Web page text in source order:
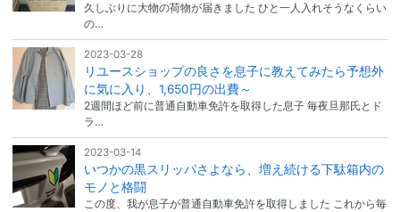
久しぶりに大物の荷物が届きました ひと一人入れそうなくらい
の…
2023-03-28
リユースショップの良さを息子に教えてみたら予想外
に気に入り、1,650円の出費～
2週間ほど前に普通自動車免許を取得した息子 毎夜旦那氏とド
ラ…
2023-03-14
いつかの黒スリッパさよなら、増え続ける下駄箱内の
モノと格闘
この度、我が息子が普通自動車免許を取得しました これから毎